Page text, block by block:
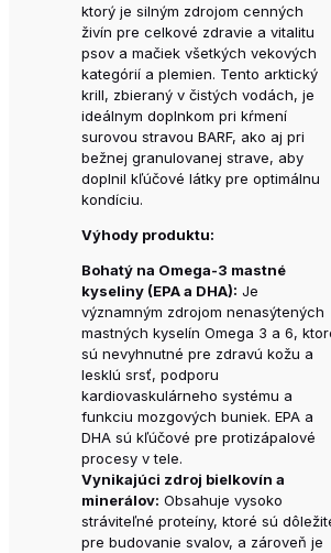
ktorý je silným zdrojom cenných
živín pre celkové zdravie a vitalitu
psov a mačiek všetkých vekových
kategórií a plemien. Tento arktický
krill, zbieraný v čistých vodách, je
ideálnym doplnkom pri kŕmení
surovou stravou BARF, ako aj pri
bežnej granulovanej strave, aby
doplnil kľúčové látky pre optimálnu
kondíciu.
Výhody produktu:
Bohatý na Omega-3 mastné
kyseliny (EPA a DHA): Je
významným zdrojom nenasýtených
mastných kyselín Omega 3 a 6,
sú nevyhnutné pre zdravú kožu a
lesklú srsť, podporu
kardiovaskulárneho systému a
funkciu mozgových buniek. EPA a
DHA sú kľúčové pre protizápalové
procesy v tele.
Vynikajúci zdroj bielkovín a
minerálov: Obsahuje vysoko
stráviteľné proteíny, ktoré sú
pre budovanie svalov, a zároveň je